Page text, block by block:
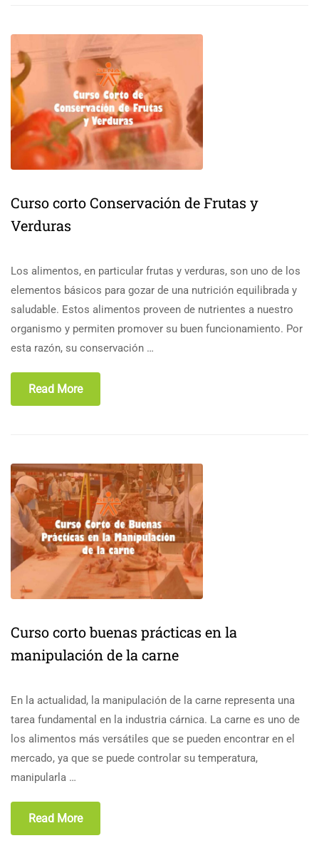
Curso corto Conservación de Frutas y
Verduras
Los alimentos, en particular frutas y verduras, son uno de los
elementos básicos para gozar de una nutrición equilibrada y
saludable. Estos alimentos proveen de nutrientes a nuestro
organismo y permiten promover su buen funcionamiento. Por
esta razón, su conservación …
Read More
Curso corto buenas prácticas en la
manipulación de la carne
En la actualidad, la manipulación de la carne representa una
tarea fundamental en la industria cárnica. La carne es uno de
los alimentos más versátiles que se pueden encontrar en el
mercado, ya que se puede controlar su temperatura,
manipularla …
Read More